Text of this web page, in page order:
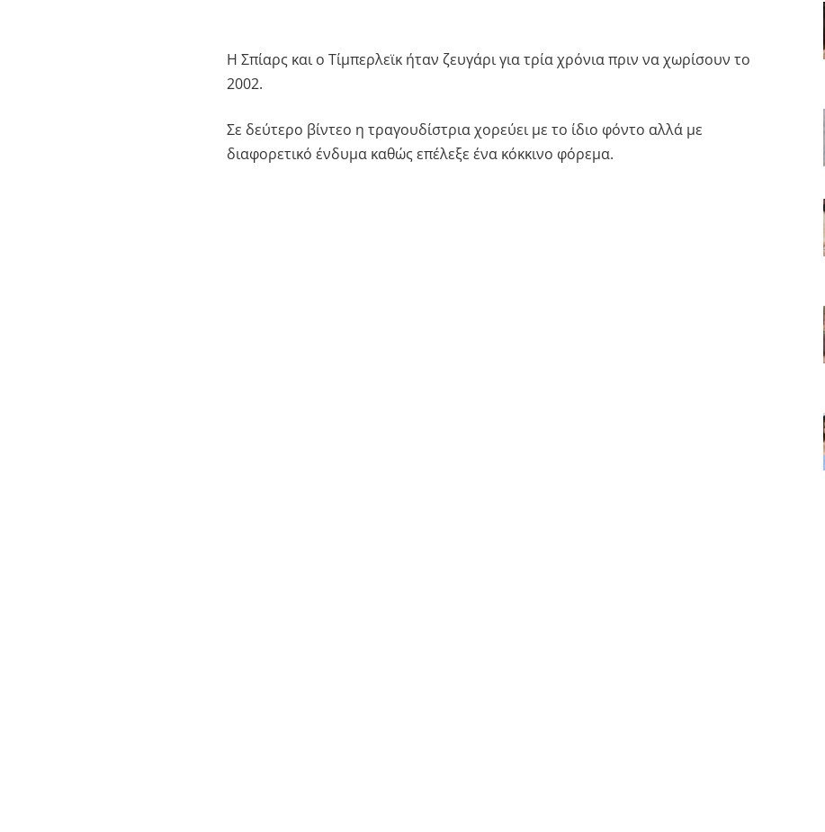
Η Σπίαρς και ο Τίμπερλεϊκ ήταν ζευγάρι για τρία χρόνια πριν να χωρίσουν το
2002.
Σε δεύτερο βίντεο η τραγουδίστρια χορεύει με το ίδιο φόντο αλλά με
διαφορετικό ένδυμα καθώς επέλεξε ένα κόκκινο φόρεμα.